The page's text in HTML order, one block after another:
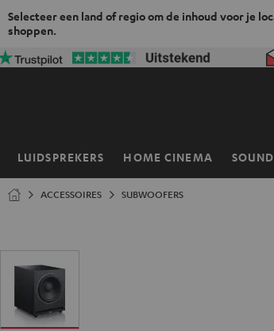
Selecteer een land of regio om de inhoud voor je
shoppen.
GA
LUIDSPREKERS HOME CINEMA
Home
ACCESSOIRES SUBWOOFERS